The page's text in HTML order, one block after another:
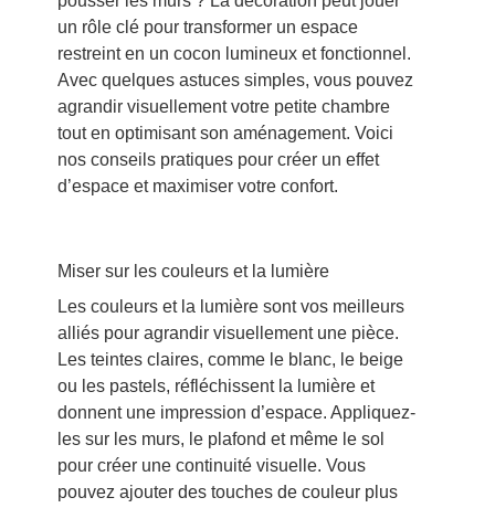
un rôle clé pour transformer un espace
restreint en un cocon lumineux et fonctionnel.
Avec quelques astuces simples, vous pouvez
agrandir visuellement votre petite chambre
tout en optimisant son aménagement. Voici
nos conseils pratiques pour créer un effet
d’espace et maximiser votre confort.
Miser sur les couleurs et la lumière
Les couleurs et la lumière sont vos meilleurs
alliés pour agrandir visuellement une pièce.
Les teintes claires, comme le blanc, le beige
ou les pastels, réfléchissent la lumière et
donnent une impression d’espace. Appliquez-
les sur les murs, le plafond et même le sol
pour créer une continuité visuelle. Vous
pouvez ajouter des touches de couleur plus